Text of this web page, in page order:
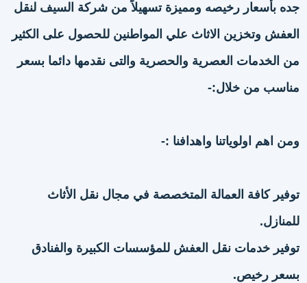
جده بأسعار رخيصه ومميزة تسهيلاً من شركة السيف لنقل
العفش وتخزين الاثاث علي المواطنين للحصول على الكثير
من الخدمات العصرية والحصرية والتى نقدمها دائما بسعر
مناسب من خلال:-
ومن اهم اولوياتنا واهدافنا :-
توفير كافة العمالة المتخصصة في مجال نقل الأثاث
للمنازل.
توفير خدمات نقل العفش للمؤسسات الكبيرة والفنادق
بسعر رخيص.